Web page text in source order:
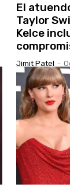
El
Taylor
Kelce
Jimit Patel -